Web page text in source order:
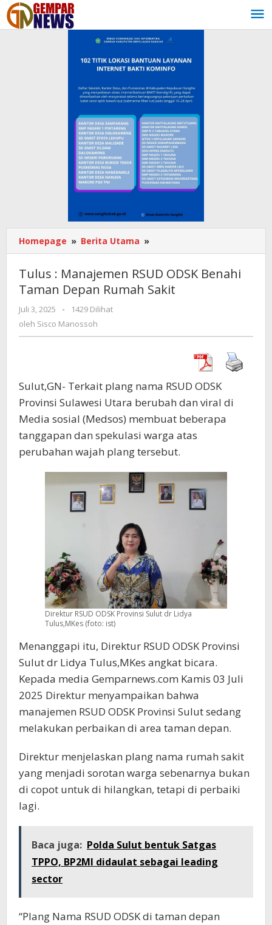
Lewati
ke
konten
Homepage » Berita Utama »
:
RSUD
ODSK
Tulus : Manajemen RSUD ODSK Benahi
Taman Depan Rumah Sakit
Juli 3, 2025
oleh
Sisco
-
1429 Dilihat
oleh Sisco Manossoh
Sulut,GN- Terkait plang nama RSUD ODSK
Provinsi Sulawesi Utara berubah dan viral di
Media sosial (Medsos) membuat beberapa
tanggapan dan spekulasi warga atas
perubahan wajah plang tersebut.
Direktur RSUD ODSK Provinsi Sulut dr Lidya
Tulus,MKes (foto: ist)
Menanggapi itu, Direktur RSUD ODSK Provinsi
Sulut dr Lidya Tulus,MKes angkat bicara.
Kepada media Gemparnews.com Kamis 03 Juli
2025 Direktur menyampaikan bahwa
manajemen RSUD ODSK Provinsi Sulut sedang
melakukan perbaikan di area taman depan.
Direktur menjelaskan plang nama rumah sakit
yang menjadi sorotan warga sebenarnya bukan
di copot untuk di hilangkan, tetapi di perbaiki
lagi.
Baca juga: Polda Sulut bentuk Satgas
TPPO, BP2MI didaulat sebagai leading
sector
“Plang Nama RSUD ODSK di taman depan